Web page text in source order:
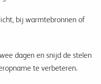
bij warmtebronnen of
dagen en snijd de stelen
te verbeteren.